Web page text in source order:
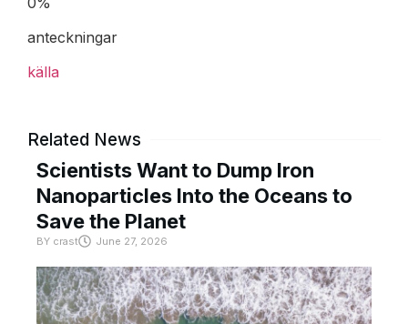
anteckningar
källa
Related News
Scientists Want to Dump Iron
Nanoparticles Into the Oceans to
Save the Planet
BY crast June 27, 2026